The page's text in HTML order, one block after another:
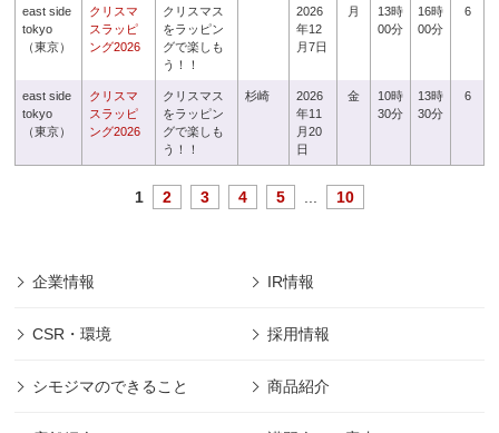
east side
tokyo
（東京）
クリスマ
スラッピ
ング2026
クリスマス
をラッピン
グで楽しも
う！！
2026
年12
月7日
月
13時
00分
16時
00分
6
east side
tokyo
（東京）
クリスマ
スラッピ
ング2026
クリスマス
をラッピン
グで楽しも
う！！
杉崎
2026
年11
月20
日
金
10時
30分
13時
30分
6
1 2 3 4 5 10
企業情報 IR情報
CSR・環境 採用情報
シモジマのできること 商品紹介